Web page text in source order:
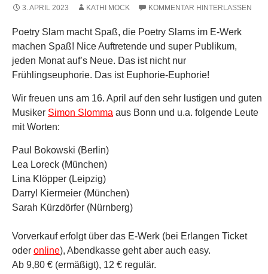
3. APRIL 2023 KATHI MOCK KOMMENTAR HINTERLASSEN
Poetry Slam macht Spaß, die Poetry Slams im E-Werk
machen Spaß! Nice Auftretende und super Publikum,
jeden Monat auf’s Neue. Das ist nicht nur
Frühlingseuphorie. Das ist Euphorie-Euphorie!
Wir freuen uns am 16. April auf den sehr lustigen und guten
Musiker Simon Slomma aus Bonn und u.a. folgende Leute
mit Worten:
Paul Bokowski (Berlin)
Lea Loreck (München)
Lina Klöpper (Leipzig)
Darryl Kiermeier (München)
Sarah Kürzdörfer (Nürnberg)
Vorverkauf erfolgt über das E-Werk (bei Erlangen Ticket
oder online), Abendkasse geht aber auch easy.
Ab 9,80 € (ermäßigt), 12 € regulär.